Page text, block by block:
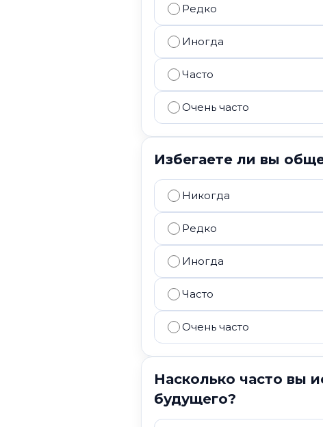
Редко
Иногда
Часто
Очень часто
Избегаете ли вы
Никогда
Редко
Иногда
Часто
Очень часто
Насколько часто вы
будущего?